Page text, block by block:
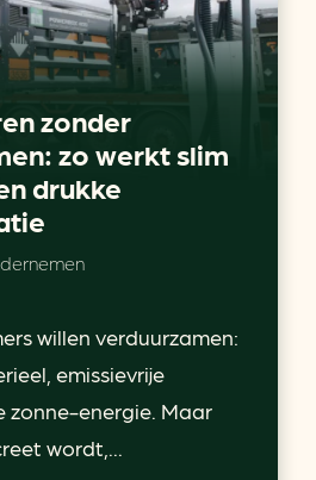
zonder
zo werkt slim
drukke
willen verduurzamen:
emissievrije
zonne-energie. Maar
wordt,...